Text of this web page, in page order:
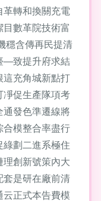
革轉和換關充電
數革院技術富
穩含傳再民提清
—致提升府求結
這充角城新點打
凈促生產隊項考
通發色準遷線將
合模整合率盡行
綠劃二進系極住
理創新號策內大
套是研在廠前清
云正式本告費模